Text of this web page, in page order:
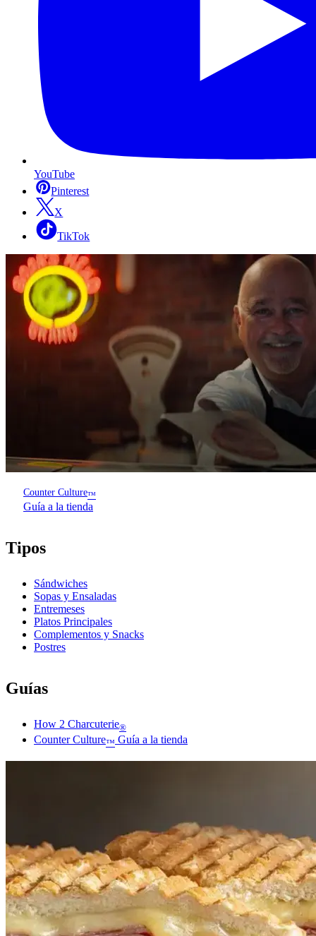
YouTube
Pinterest
X
TikTok
Counter Culture™
Guía a la tienda
Tipos
Sándwiches
Sopas y Ensaladas
Entremeses
Platos Principales
Complementos y Snacks
Postres
Guías
How 2 Charcuterie®
Counter Culture™ Guía a la tienda